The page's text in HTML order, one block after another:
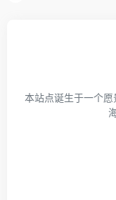
本站点诞生于一个